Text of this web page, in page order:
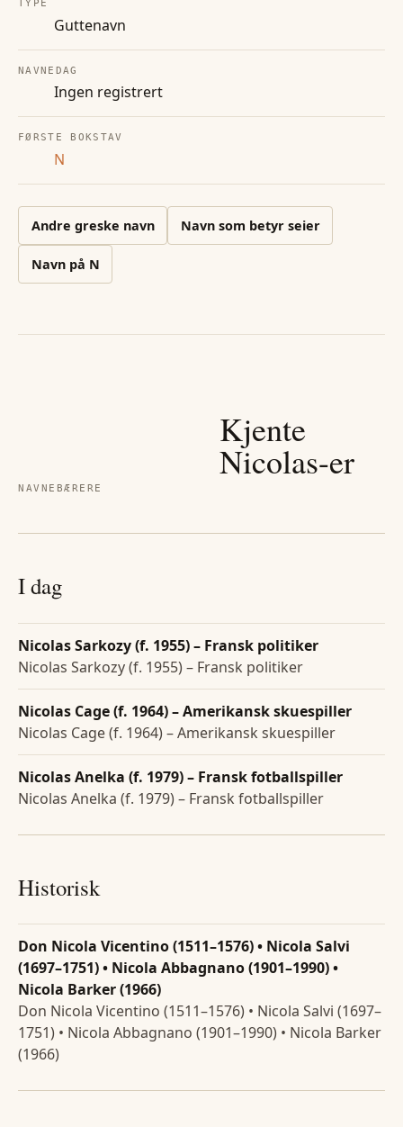
TYPE
Guttenavn
NAVNEDAG
Ingen registrert
FØRSTE BOKSTAV
N
Andre greske navn Navn som betyr seier
Navn på N
NAVNEBÆRERE
Kjente
Nicolas-er
I dag
Nicolas Sarkozy (f. 1955) – Fransk politiker
Nicolas Sarkozy (f. 1955) – Fransk politiker
Nicolas Cage (f. 1964) – Amerikansk skuespiller
Nicolas Cage (f. 1964) – Amerikansk skuespiller
Nicolas Anelka (f. 1979) – Fransk fotballspiller
Nicolas Anelka (f. 1979) – Fransk fotballspiller
Historisk
Don Nicola Vicentino (1511–1576) • Nicola Salvi
(1697–1751) • Nicola Abbagnano (1901–1990) •
Nicola Barker (1966)
Don Nicola Vicentino (1511–1576) • Nicola Salvi (1697–
1751) • Nicola Abbagnano (1901–1990) • Nicola Barker
(1966)